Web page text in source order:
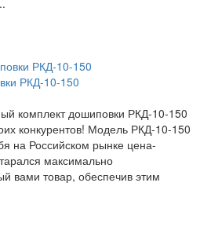
РКД-10-150
комплект дошиповки РКД-10-150
конкурентов! Модель РКД-10-150
на Российском рынке цена-
максимально
вами товар, обеспечив этим